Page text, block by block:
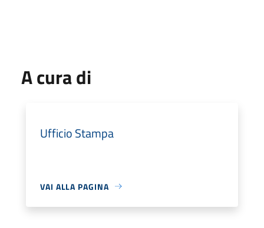
A cura di
Ufficio Stampa
VAI ALLA PAGINA